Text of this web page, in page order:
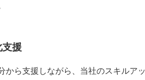
支援
から支援しながら、当社のスキルア